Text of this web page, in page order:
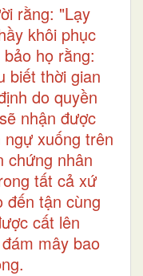
rằng: "Lạy
khôi phục
họ rằng:
biết thời gian
do quyền
nhận được
xuống trên
chứng nhân
tất cả xứ
đến tận cùng
cất lên
mây bao